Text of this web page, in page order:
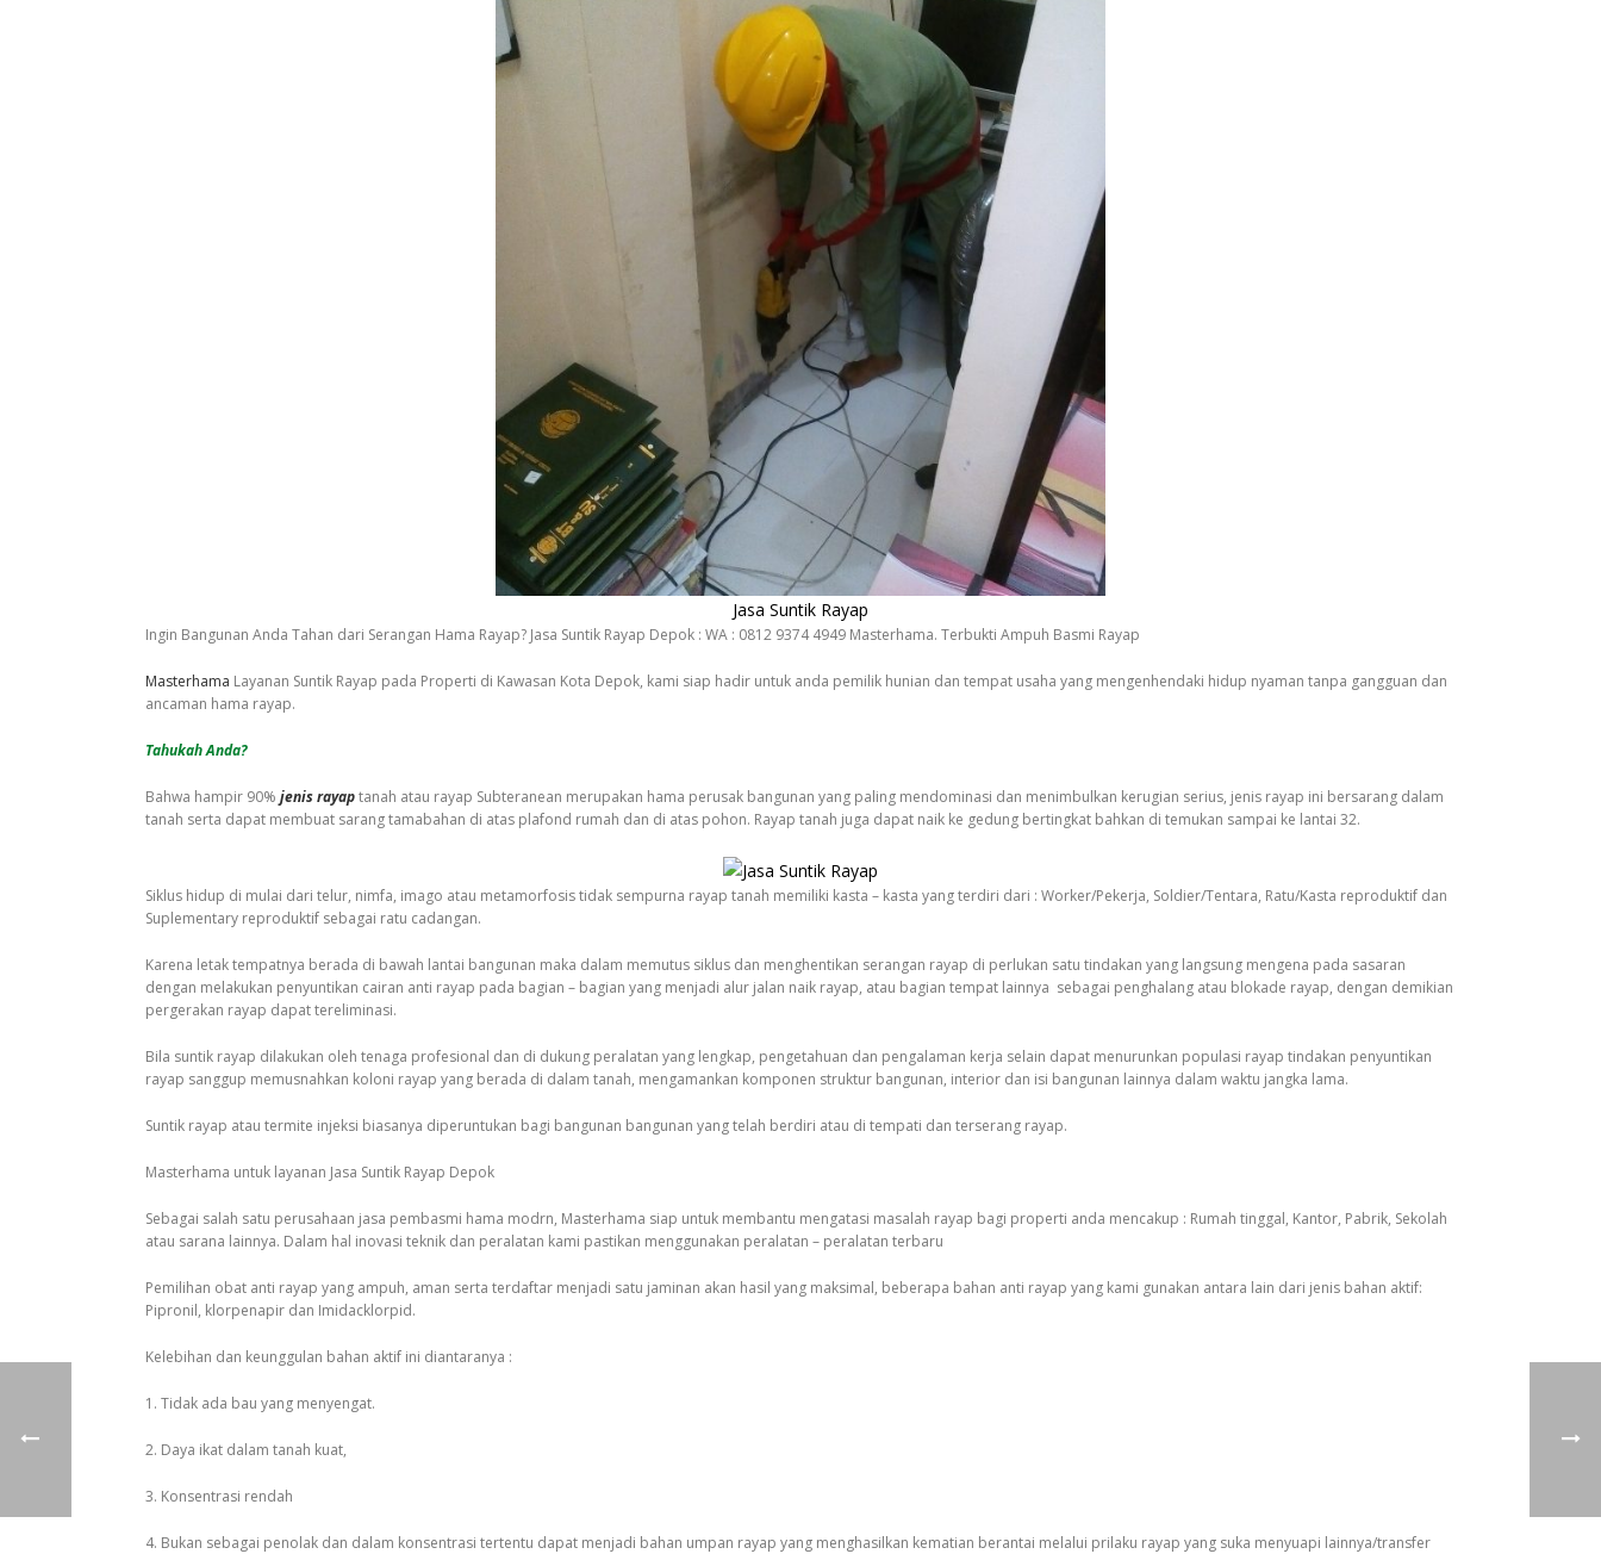
Jasa Suntik Rayap
Ingin Bangunan Anda Tahan dari Serangan Hama Rayap? Jasa Suntik Rayap Depok : WA : 0812 9374 4949 Masterhama. Terbukti Ampuh Basmi Rayap
Masterhama Layanan Suntik Rayap pada Properti di Kawasan Kota Depok, kami siap hadir untuk anda pemilik hunian dan tempat usaha yang mengenhendaki hidup nyaman tanpa gangguan dan
ancaman hama rayap.
Tahukah Anda?
Bahwa hampir 90% jenis rayaptanah atau rayap Subteranean merupakan hama perusak bangunan yang paling mendominasi dan menimbulkan kerugian serius, jenis rayap ini bersarang dalam
tanah serta dapat membuat sarang tamabahan di atas plafond rumah dan di atas pohon. Rayap tanah juga dapat naik ke gedung bertingkat bahkan di temukan sampai ke lantai 32.
Siklus hidup di mulai dari telur, nimfa, imago atau metamorfosis tidak sempurna rayap tanah memiliki kasta – kasta yang terdiri dari : Worker/Pekerja, Soldier/Tentara, Ratu/Kasta reproduktif dan
Suplementary reproduktif sebagai ratu cadangan.
Karena letak tempatnya berada di bawah lantai bangunan maka dalam memutus siklus dan menghentikan serangan rayap di perlukan satu tindakan yang langsung mengena pada sasaran
dengan melakukan penyuntikan cairan anti rayap pada bagian – bagian yang menjadi alur jalan naik rayap, atau bagian tempat lainnya sebagai penghalang atau blokade rayap, dengan demikian
pergerakan rayap dapat tereliminasi.
Bila suntik rayap dilakukan oleh tenaga profesional dan di dukung peralatan yang lengkap, pengetahuan dan pengalaman kerja selain dapat menurunkan populasi rayap tindakan penyuntikan
rayap sanggup memusnahkan koloni rayap yang berada di dalam tanah, mengamankan komponen struktur bangunan, interior dan isi bangunan lainnya dalam waktu jangka lama.
Suntik rayap atau termite injeksi biasanya diperuntukan bagi bangunan bangunan yang telah berdiri atau di tempati dan terserang rayap.
Masterhama untuk layanan Jasa Suntik Rayap Depok
Sebagai salah satu perusahaan jasa pembasmi hama modrn, Masterhama siap untuk membantu mengatasi masalah rayap bagi properti anda mencakup : Rumah tinggal, Kantor, Pabrik, Sekolah
atau sarana lainnya. Dalam hal inovasi teknik dan peralatan kami pastikan menggunakan peralatan – peralatan terbaru
Pemilihan obat anti rayap yang ampuh, aman serta terdaftar menjadi satu jaminan akan hasil yang maksimal, beberapa bahan anti rayap yang kami gunakan antara lain dari jenis bahan aktif:
Pipronil, klorpenapir dan Imidacklorpid.
Kelebihan dan keunggulan bahan aktif ini diantaranya :
1. Tidak ada bau yang menyengat.
2. Daya ikat dalam tanah kuat,
3. Konsentrasi rendah
4. Bukan sebagai penolak dan dalam konsentrasi tertentu dapat menjadi bahan umpan rayap yang menghasilkan kematian berantai melalui prilaku rayap yang suka menyuapi lainnya/transfer